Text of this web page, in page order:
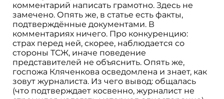
комментарий написать грамотно. Здесь не
замечено. Опять же, в статье есть факты,
подтверждённые документами. В
комментариях ничего. Про конкуренцию:
страх перед ней, скорее, наблюдается со
стороны ТСЖ, иначе поведение
представителей не объяснить. Опять же,
госпожа Кляченкова осведомлена и знает, как
зовут журналиста. Из чего вывод: общалась
(что подтверждает косвенно, журналист не